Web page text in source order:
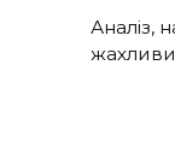
Аналіз,